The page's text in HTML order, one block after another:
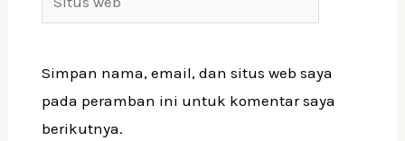
Simpan nama, email, dan situs web saya
pada peramban ini untuk komentar saya
berikutnya.